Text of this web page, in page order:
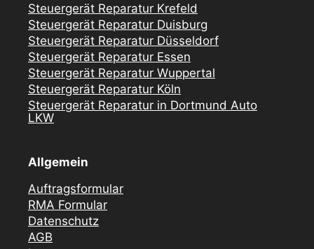
Steuergerät Reparatur Krefeld
Steuergerät Reparatur Duisburg
Steuergerät Reparatur Düsseldorf
Steuergerät Reparatur Essen
Steuergerät Reparatur Wuppertal
Steuergerät Reparatur Köln
Steuergerät Reparatur in Dortmund Auto
LKW
Allgemein
Auftragsformular
RMA Formular
Datenschutz
AGB